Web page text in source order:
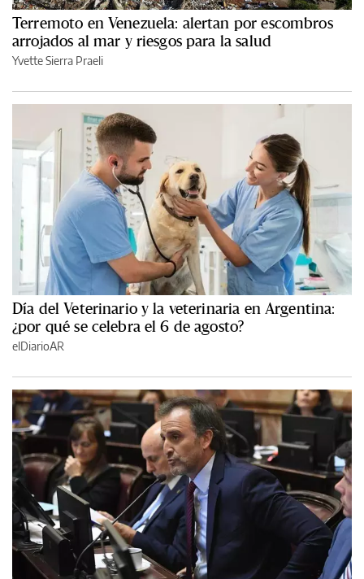
Terremoto en Venezuela: alertan por escombros
arrojados al mar y riesgos para la salud
Yvette Sierra Praeli
Día del Veterinario y la veterinaria en Argentina:
¿por qué se celebra el 6 de agosto?
elDiarioAR